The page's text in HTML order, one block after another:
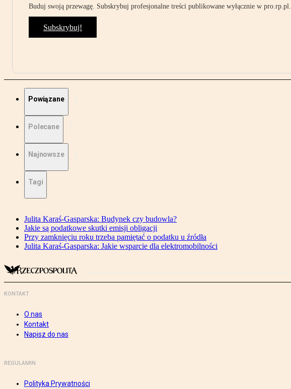
Buduj swoją przewagę. Subskrybuj profesjonalne treści publikowane wyłącznie w pro.rp.pl.
Subskrybuj!
Powiązane
Polecane
Najnowsze
Tagi
Julita Karaś-Gasparska: Budynek czy budowla?
Jakie są podatkowe skutki emisji obligacji
Przy zamknięciu roku trzeba pamiętać o podatku u źródła
Julita Karaś-Gasparska: Jakie wsparcie dla elektromobilności
KONTAKT
O nas
Kontakt
Napisz do nas
REGULAMIN
Polityka Prywatności